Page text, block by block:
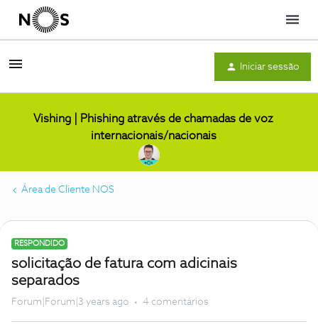
Menu
Iniciar sessão
Vishing | Phishing através de chamadas de voz
internacionais/nacionais
Área de Cliente NOS
RESPONDIDO
solicitação de fatura com adicinais
separados
Forum|Forum|3 years ago 4 comentários